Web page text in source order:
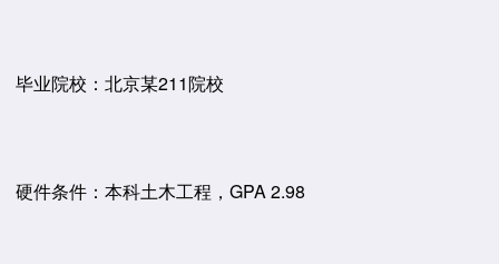
毕业院校：北京某211院校
硬件条件：本科土木工程，GPA 2.98